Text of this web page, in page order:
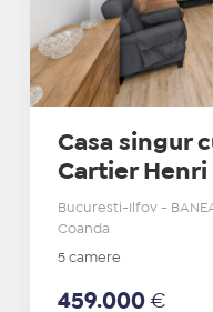
Casa singur
Cartier Henri
Bucuresti-Ilfov -
Coanda
5 camere
459.000 €